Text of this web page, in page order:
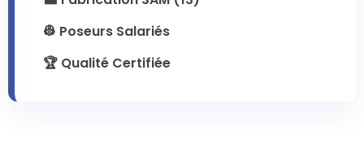
👷 Poseurs Salariés
🏆 Qualité Certifiée